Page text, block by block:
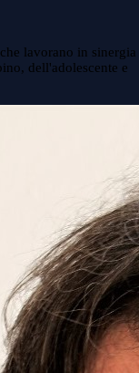
lavorano in sinergia
dell'adolescente e